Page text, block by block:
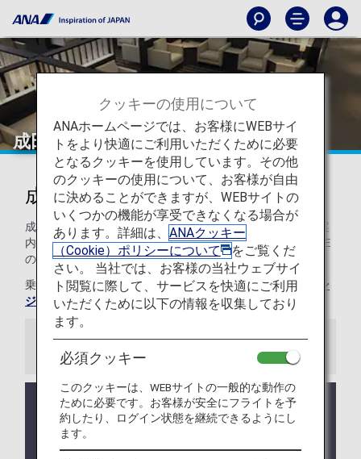
成田
成田国際空港のラウンジ
成田国際空港のANAラウンジをご利用いただくお客様へご案
内いたします。成田のANA SUITE LOUNGE、ANA LOUNGE
の設備やお食事をご紹介します。
乗り継ぎ時のご利用について、詳しくは乗り継ぎ時のラウン
ジサービスについてをご覧ください。
お知らせ
価格改定のお知らせ：2025年9月16日販売分より、
有料ラウンジサービスのご利用料金を変更いたしま
す。改定後の料金につきましては、「
をご確認ください。
クッキーの使用について
ANAホームページでは、お客様にWEBサイ
トをより快適にご利用いただくために必要
となるクッキーを使用しています。その他
のクッキーの使用について、お客様が自由
に決めることができますが、WEBサイトの
いくつかの機能が享受できなくなる場合が
あります。詳細は、 ANAクッキー
（Cookie）ポリシーについて
をご覧くだ
さい。 当社では、お客様の当社ウェブサイ
ト閲覧に際して、サービスを快適にご利用
いただくために以下の情報を収集しており
ます。
必須クッキー
このクッキーは、WEBサイトの一般的な動作の
ために必要です。お客様が安全にフライトを予
約したり、ログイン状態を継続できるようにし
ます。